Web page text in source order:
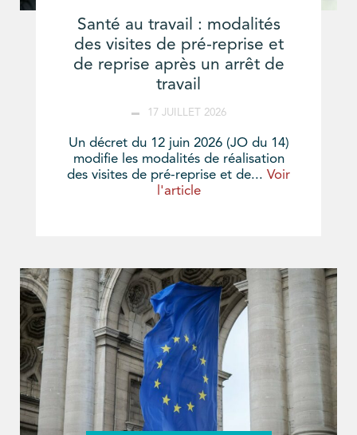
Santé au travail : modalités
des visites de pré-reprise et
de reprise après un arrêt de
travail
17 JUILLET 2026
Un décret du 12 juin 2026 (JO du 14)
modifie les modalités de réalisation
des visites de pré-reprise et de... Voir
l'article